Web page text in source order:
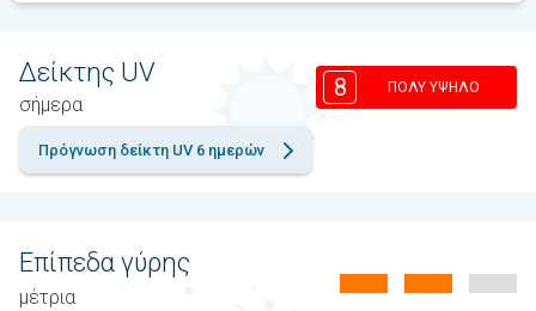
Δείκτης UV
σήμερα
8 ΠΟΛΎ ΥΨΗΛΌ
Πρόγνωση δείκτη UV 6 ημερών
Επίπεδα γύρης
μέτρια